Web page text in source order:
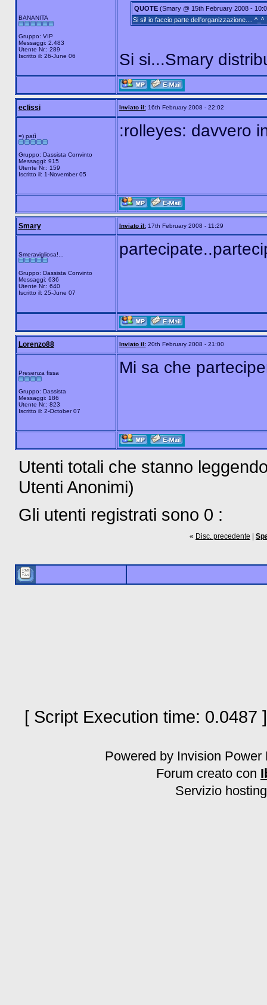
BANANITA
Gruppo: VIP
Messaggi: 2.483
Utente Nr.: 289
Iscritto il: 26-June 06
QUOTE(Smary @ 15th February 2008 -
Si si! io faccio parte dell'organizzazione.... ^_^
Si si...Smary
eclissi Inviato il:16th February 2008 - 22:02
=) patì
Gruppo: Dassista Convinto
Messaggi: 915
Utente Nr.: 159
Iscritto il: 1-November 05
:rolleyes: davvero
Smary Inviato il:17th February 2008 - 11:29
Smeravigliosa!...
Gruppo: Dassista Convinto
Messaggi: 636
Utente Nr.: 640
Iscritto il: 25-June 07
Lorenzo88 Inviato il:20th February 2008 - 21:00
Presenza fissa
Gruppo: Dassista
Messaggi: 186
Utente Nr.: 823
Iscritto il: 2-October 07
Mi sa che
Utenti totali che stanno
Utenti Anonimi)
Gli utenti registrati sono 0 :
« Disc. precedente
[ Script Execution time:
Powered by Invision
Forum creato con
Servizio